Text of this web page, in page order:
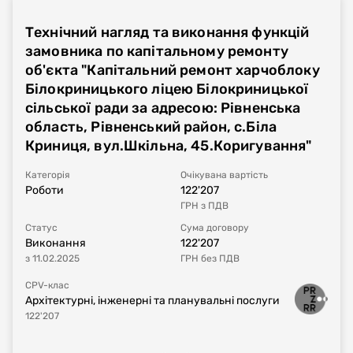
Номер плану UA-P-2024-01-12-003628-b
Тип процедури Звіт про укладений договір
Номер договору, дата
укладання
UA-2024-01-15-000203-a-a1 від 11.01.2024
Період дії договору
UAH з ПДВ
Постачальник за
договором
ТОВАРИСТВО З ОБМЕЖЕНОЮ
ВІДПОВІДАЛЬНІСТЮ "ВСЕУКРАЇНСЬКИЙ
Технічний нагляд та виконання функцій
замовника по капітальному ремонту
об'єкта "Капітальний ремонт харчоблоку
Білокриницького ліцею Білокриницької
сільської ради за адресою: Рівненська
область, Рівненський район, с.Біла
Криниця, вул.Шкільна, 45.Коригування"
Категорія
Роботи
Очікувана вартість
122'207
ГРН з ПДВ
Статус
Виконання
з 11.02.2025
Сума договору
122'207
ГРН без ПДВ
CPV-клас
Архітектурні, інженерні та планувальні послуги
122'207